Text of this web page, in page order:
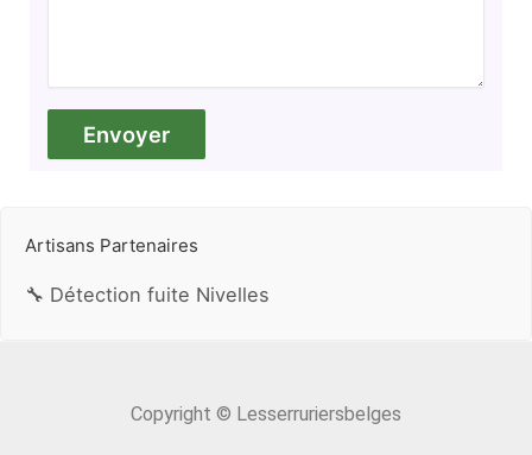
Artisans Partenaires
🔧 Détection fuite Nivelles
Copyright © Lesserruriersbelges